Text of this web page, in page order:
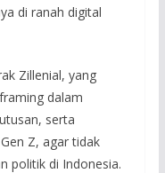
di ranah digital
Zillenial, yang
dalam
serta
Z, agar tidak
politik di Indonesia.